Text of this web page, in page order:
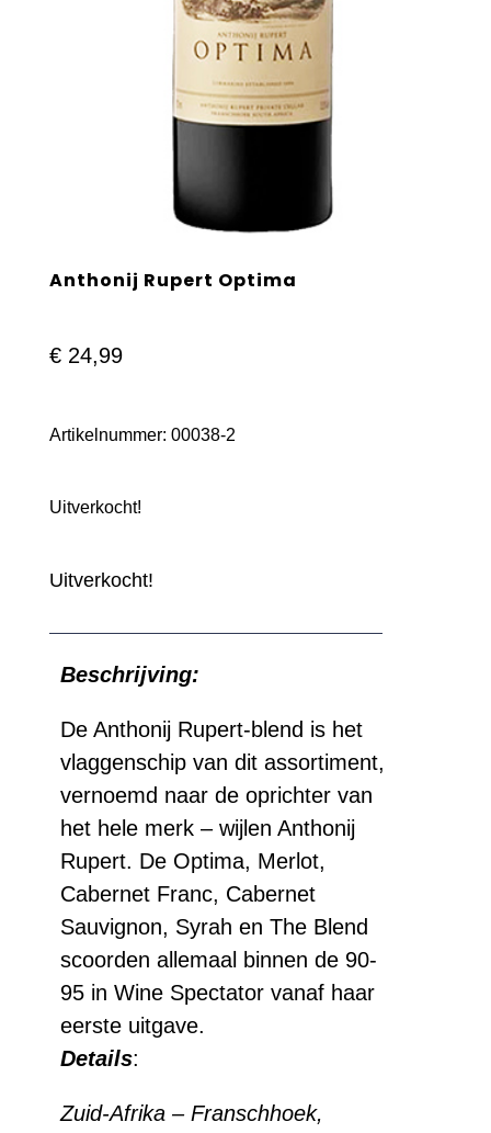
Anthonij Rupert Optima
€24,99
Artikelnummer: 00038-2
Uitverkocht!
Uitverkocht!
Beschrijving:
De Anthonij Rupert-blend is het
vlaggenschip van dit assortiment,
vernoemd naar de oprichter van
het hele merk – wijlen Anthonij
Rupert. De Optima, Merlot,
Cabernet Franc, Cabernet
Sauvignon, Syrah en The Blend
scoorden allemaal binnen de 90-
95 in Wine Spectator vanaf haar
eerste uitgave.
Details:
Zuid-Afrika – Franschhoek,